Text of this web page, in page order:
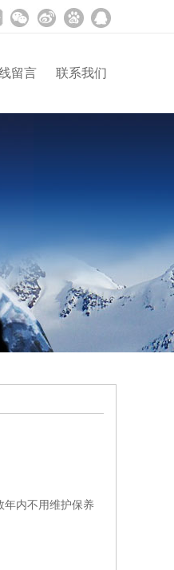
留言 联系我们
年内不用维护保养